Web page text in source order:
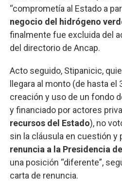
“comprometía al Estado a
negocio del hidrógeno
finalmente fue excluida del
del directorio de Ancap.
Acto seguido, Stipanicic,
llegara al monto (de hasta el
creación y uso de un fondo
y financiado por actores
recursos del Estado), no
sin la cláusula en cuestión y
renuncia a la Presidencia
una posición “diferente”,
carta de renuncia.